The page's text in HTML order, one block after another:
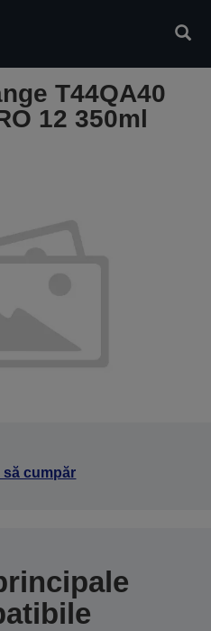
T44QA40
12 350ml
să cumpăr